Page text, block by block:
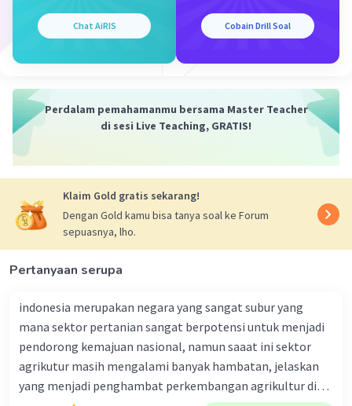
kondisi penduduk setempat dan sarana serta prasarana
transportasi yang kurang memadai. Kemacetan juga
Jakarta. Hal ini menunjukkan bahwasanya terjadi
Jadi, jawaban yang benar adalah pendekatan komplek
Iklan
Chat AiRIS Cobain Drill Soal
Perdalam pemahamanmu bersama Master Teacher
di sesi Live Teaching, GRATIS!
Klaim Gold gratis sekarang!
Dengan Gold kamu bisa tanya soal ke Forum
sepuasnya, lho.
Pertanyaan serupa
indonesia merupakan negara yang sangat subur yang
mana sektor pertanian sangat berpotensi untuk menjadi
pendorong kemajuan nasional, namun saaat ini sektor
agrikutur masih mengalami banyak hambatan, jelaskan
yang menjadi penghambat perkembangan agrikultur di